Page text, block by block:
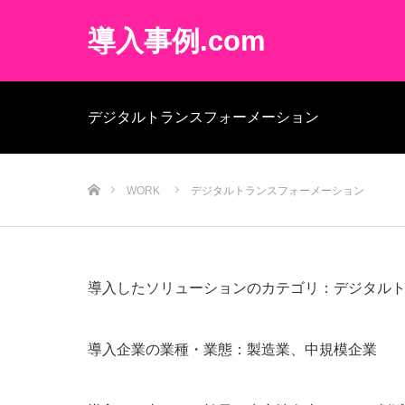
導入事例.com
デジタルトランスフォーメーション
WORK デジタルトランスフォーメーション
導入したソリューションのカテゴリ：デジタル
導入企業の業種・業態：製造業、中規模企業